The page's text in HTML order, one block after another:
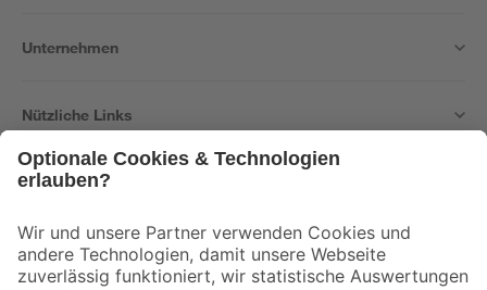
Unternehmen
Nützliche Links
Der toom Newsletter: Keine Angebote und Aktionen mehr verpassen!
Zur Newsletter Anmeldung